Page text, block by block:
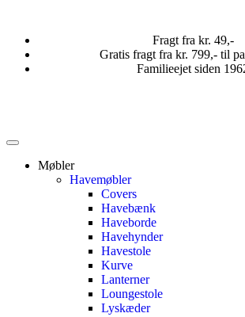
Fragt fra kr. 49,-
Gratis fragt fra kr. 799,- til
Familieejet siden
Møbler
Havemøbler
Covers
Havebænk
Haveborde
Havehynder
Havestole
Kurve
Lanterner
Loungestole
Lyskæder